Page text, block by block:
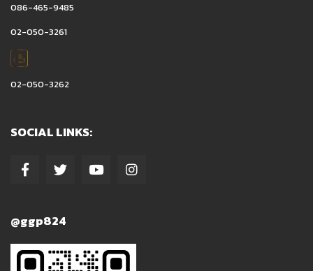
086-465-9485
02-050-3261
02-050-3262
SOCIAL LINKS:
@ggp824